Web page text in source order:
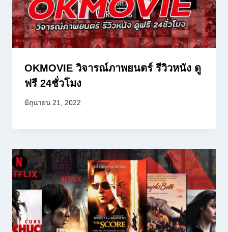
OKMOVIE วิจารณ์ภาพยนตร์ รีวิวหนัง ดู
ฟรี 24ชั่วโมง
มิถุนายน 21, 2022